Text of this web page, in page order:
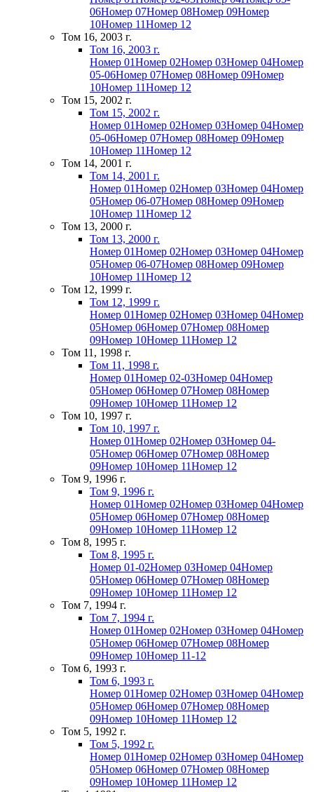
06Номер 07Номер 08Номер 09Номер
10Номер 11Номер 12
Том 16, 2003 г.
Том 16, 2003 г.
Номер 01Номер 02Номер 03Номер 04Номер
05-06Номер 07Номер 08Номер 09Номер
10Номер 11Номер 12
Том 15, 2002 г.
Том 15, 2002 г.
Номер 01Номер 02Номер 03Номер 04Номер
05-06Номер 07Номер 08Номер 09Номер
10Номер 11Номер 12
Том 14, 2001 г.
Том 14, 2001 г.
Номер 01Номер 02Номер 03Номер 04Номер
05Номер 06-07Номер 08Номер 09Номер
10Номер 11Номер 12
Том 13, 2000 г.
Том 13, 2000 г.
Номер 01Номер 02Номер 03Номер 04Номер
05Номер 06-07Номер 08Номер 09Номер
10Номер 11Номер 12
Том 12, 1999 г.
Том 12, 1999 г.
Номер 01Номер 02Номер 03Номер 04Номер
05Номер 06Номер 07Номер 08Номер
09Номер 10Номер 11Номер 12
Том 11, 1998 г.
Том 11, 1998 г.
Номер 01Номер 02-03Номер 04Номер
05Номер 06Номер 07Номер 08Номер
09Номер 10Номер 11Номер 12
Том 10, 1997 г.
Том 10, 1997 г.
Номер 01Номер 02Номер 03Номер 04-
05Номер 06Номер 07Номер 08Номер
09Номер 10Номер 11Номер 12
Том 9, 1996 г.
Том 9, 1996 г.
Номер 01Номер 02Номер 03Номер 04Номер
05Номер 06Номер 07Номер 08Номер
09Номер 10Номер 11Номер 12
Том 8, 1995 г.
Том 8, 1995 г.
Номер 01-02Номер 03Номер 04Номер
05Номер 06Номер 07Номер 08Номер
09Номер 10Номер 11Номер 12
Том 7, 1994 г.
Том 7, 1994 г.
Номер 01Номер 02Номер 03Номер 04Номер
05Номер 06Номер 07Номер 08Номер
09Номер 10Номер 11-12
Том 6, 1993 г.
Том 6, 1993 г.
Номер 01Номер 02Номер 03Номер 04Номер
05Номер 06Номер 07Номер 08Номер
09Номер 10Номер 11Номер 12
Том 5, 1992 г.
Том 5, 1992 г.
Номер 01Номер 02Номер 03Номер 04Номер
05Номер 06Номер 07Номер 08Номер
09Номер 10Номер 11Номер 12